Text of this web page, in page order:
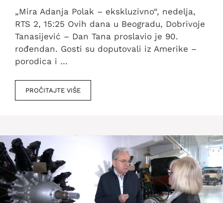
„Mira Adanja Polak – ekskluzivno“, nedelja,
RTS 2, 15:25 Ovih dana u Beogradu, Dobrivoje
Tanasijević – Dan Tana proslavio je 90.
rođendan. Gosti su doputovali iz Amerike –
porodica i …
PROČITAJTE VIŠE